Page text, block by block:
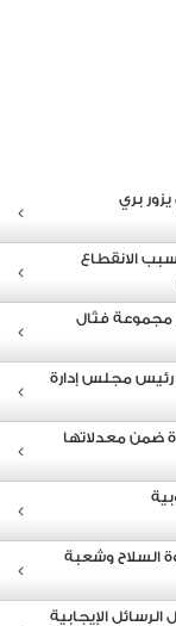
بري
الانقطاع
رئيس مجلس إدارة
ضمن معدلاتها
السلاح وشعبة
الإيجابية